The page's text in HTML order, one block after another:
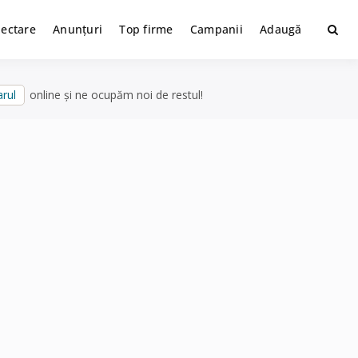
Anunțuri Top firme Campanii Adaugă
online și ne ocupăm noi de restul!